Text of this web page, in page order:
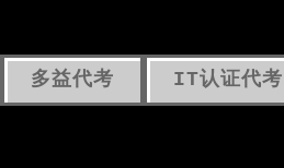
多益代考 IT认证代考